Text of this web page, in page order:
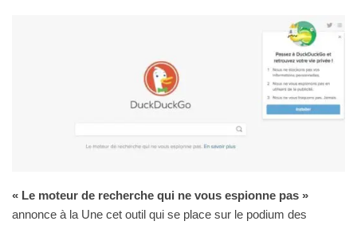
« Le moteur de recherche qui ne vous espionne pas »
annonce à la Une cet outil qui se place sur le podium des